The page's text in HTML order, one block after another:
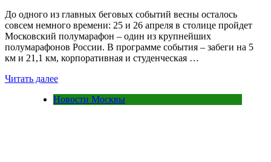
До одного из главных беговых событий весны осталось
совсем немного времени: 25 и 26 апреля в столице пройдет
Московский полумарафон – один из крупнейших
полумарафонов России. В программе события – забеги на 5
км и 21,1 км, корпоративная и студенческая …
Читать далее
Новости Москвы